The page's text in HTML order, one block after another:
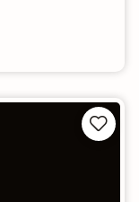

